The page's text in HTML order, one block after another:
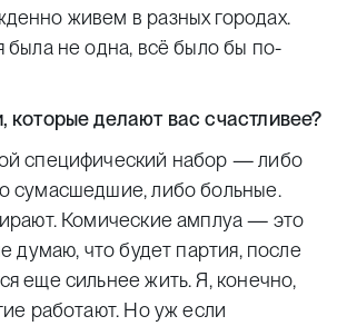
живем в разных городах.
была не одна, всё было бы по-
которые делают вас счастливее?
специфический набор — либо
сумасшедшие, либо больные.
Комические амплуа — это
думаю, что будет партия, после
еще сильнее жить. Я, конечно,
работают. Но уж если